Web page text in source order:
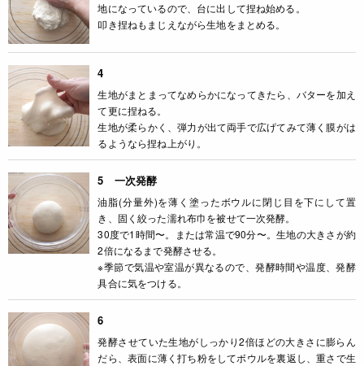
地になっているので、台に出して捏ね始める。
叩き捏ねもまじえながら生地をまとめる。
4
生地がまとまってなめらかになってきたら、バターを加え
て更に捏ねる。
生地が柔らかく、弾力が出て両手で広げてみて薄く膜がは
るようなら捏ね上がり。
5 一次発酵
油脂(分量外)を薄く塗ったボウルに閉じ目を下にして置
き、固く絞った濡れ布巾を被せて一次発酵。
30度で1時間〜。または常温で90分〜。生地の大きさが約
2倍になるまで発酵させる。
※季節で気温や室温が異なるので、発酵時間や温度、発酵
具合に気をつける。
6
発酵させていた生地がしっかり2倍ほどの大きさに膨らん
だら、表面に薄く打ち粉をしてボウルを裏返し、重さで生